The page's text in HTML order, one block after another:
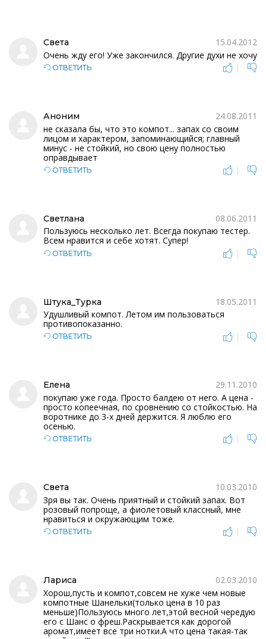
Света
15.04.2012
Очень жду его! Уже закончился. Другие духи не хочу
ОТВЕТИТЬ |
Аноним
24.08.2011
не сказала бы, что это компот... запах со своим
лицом и характером, запоминающийся; главный
минус - не стойкий, но свою цену полностью
оправдывает
ОТВЕТИТЬ |
Светлана
08.06.2011
Пользуюсь несколько лет. Всегда покупаю тестер.
Всем нравится и себе хотят. Супер!
ОТВЕТИТЬ |
Штука_Турка
18.05.2011
Удушливый компот. Летом им пользоваться
противопоказанно.
ОТВЕТИТЬ |
Елена
29.11.2010
покупаю уже года. Просто балдею от него. А цена -
просто копеечная, по сровнению со стойкостью. На
воротнике до 3-х дней держится. Я люблю его
осенью.
ОТВЕТИТЬ |
Света
10.03.2010
Зря вы так. Очень приятный и стойкий запах. Вот
розовый попроще, а фиолетовый классный, мне
нравиться и окружающим тоже.
ОТВЕТИТЬ |
Лариса
02.03.2010
Хорош,пусть и компот,совсем не хуже чем новые
компотные Шанельки(только цена в 10 раз
меньше)Пользуюсь много лет,этой весной чередую
его с Шанс о фреш.Раскрывается как дорогой
аромат,имеет все три нотки.А что цена такая-так